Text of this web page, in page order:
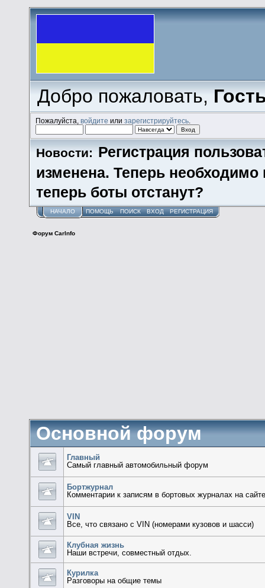
Добро пожаловать,
Пожалуйста,войдите илизарегистрируйтесь
Новости: Регистрация
изменена. Теперь необходимо
теперь боты отстанут?
НАЧАЛО ПОМОЩЬ ПОИСК ВХОД РЕГИСТРАЦИЯ
Форум CarInfo
Основной форум
Главный
Самый главный автомобильный форум
Бортжурнал
Комментарии к записям в бортовых журналах на
VIN
Все, что связано с VIN (номерами кузовов и шасси)
Клубная жизнь
Наши встречи, совместный отдых.
Курилка
Разговоры на общие темы